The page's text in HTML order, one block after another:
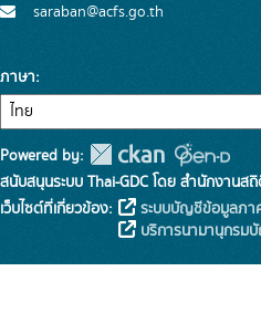
saraban@acfs.go.th
ภาษา
Powered by:
สนับสนุนระบบ Thai-GDC โดย สำนักงานส
เว็บไซต์ที่เกี่ยวข้อง:
ระบบบัญชีข้อมูลภา
บริการนามานุกร